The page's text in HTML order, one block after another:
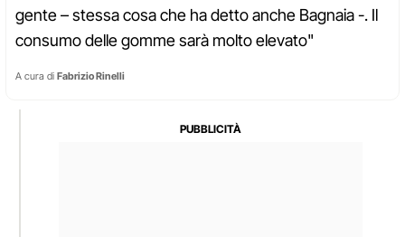
gente – stessa cosa che ha detto anche Bagnaia -. Il
consumo delle gomme sarà molto elevato"
A cura di Fabrizio Rinelli